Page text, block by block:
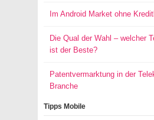
Im Android Market ohne
Die Qual der Wahl – welcher
ist der Beste?
Patentvermarktung in der
Branche
Tipps Mobile